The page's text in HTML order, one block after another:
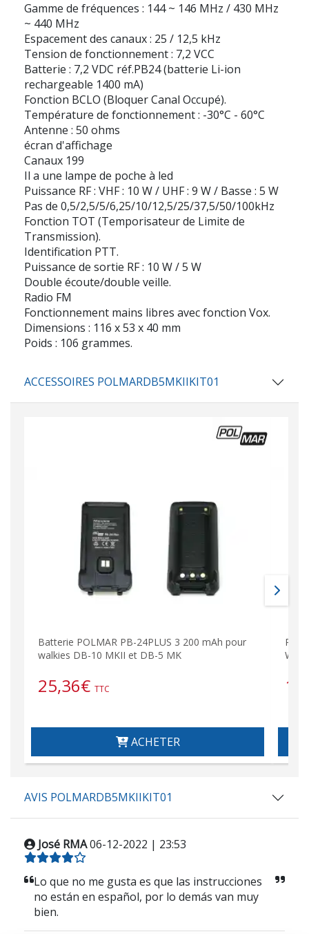
Gamme de fréquences : 144 ~ 146 MHz / 430 MHz
~ 440 MHz
Espacement des canaux : 25 / 12,5 kHz
Tension de fonctionnement : 7,2 VCC
Batterie : 7,2 VDC réf.PB24 (batterie Li-ion
rechargeable 1400 mA)
Fonction BCLO (Bloquer Canal Occupé).
Température de fonctionnement : -30°C - 60°C
Antenne : 50 ohms
écran d'affichage
Canaux 199
Il a une lampe de poche à led
Puissance RF : VHF : 10 W / UHF : 9 W / Basse : 5 W
Pas de 0,5/2,5/5/6,25/10/12,5/25/37,5/50/100kHz
Fonction TOT (Temporisateur de Limite de
Transmission).
Identification PTT.
Puissance de sortie RF : 10 W / 5 W
Double écoute/double veille.
Radio FM
Fonctionnement mains libres avec fonction Vox.
Dimensions : 116 x 53 x 40 mm
Poids : 106 grammes.
ACCESSOIRES POLMARDB5MKIIKIT01
Batterie POLMAR PB-24PLUS 3 200 mAh pour
walkies DB-10 MKII et DB-5 MK
25,36€ TTC
ACHETER
AVIS POLMARDB5MKIIKIT01
José RMA06-12-2022 | 23:53
Lo que no me gusta es que las instrucciones
no están en español, por lo demás van muy
bien.